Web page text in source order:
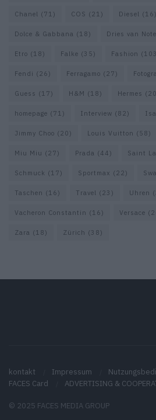
Chanel (71) COS (21) Diesel (16)
Dolce & Gabbana (18) Dries van
Etro (18) Falke (35) Fashion
Fendi (26) Ferragamo (27)
Guess (17) H&M (18) Hermes
homepage (71) Interview (82)
Jimmy Choo (20) Louis Vuitton (58)
Miu Miu (27) Prada (44) Saint
Schmuck (17) Sportmax (22)
Taschen (16) Travel (23) Uhren
Vacheron Constantin (16) Versace
Zara (18) Zürich (38)
kontakt Impressum
FACES Card
ADVERTISING &
© 2025 FACES MEDIA GROUP